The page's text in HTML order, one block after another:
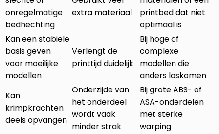
onregelmatige
bedhechting
extra materiaal
printbed dat niet
optimaal is
Kan een stabiele
basis geven
voor moeilijke
modellen
Verlengt de
printtijd duidelijk
Bij hoge of
complexe
modellen die
anders loskomen
Kan
krimpkrachten
deels opvangen
Onderzijde van
het onderdeel
wordt vaak
minder strak
Bij grote ABS- of
ASA-onderdelen
met sterke
warping